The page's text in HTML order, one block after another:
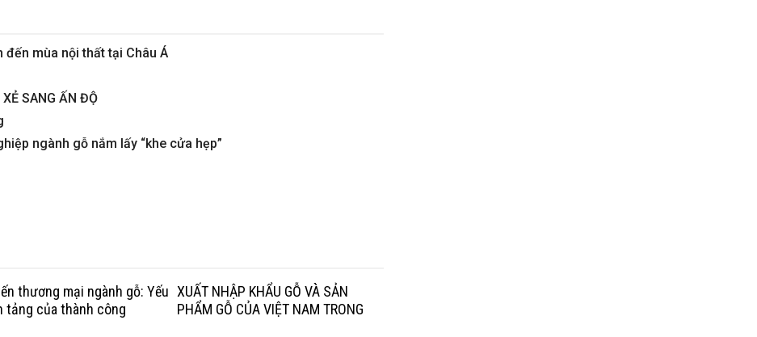
mùa nội thất tại Châu Á
SANG ẤN ĐỘ
ngành gỗ nắm lấy “khe cửa hẹp”
thương mại ngành gỗ: Yếu
tảng của thành công
XUẤT NHẬP KHẨU GỖ VÀ SẢN
PHẨM GỖ CỦA VIỆT NAM TRONG